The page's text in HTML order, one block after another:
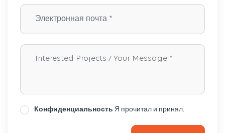
Конфиденциальность Я прочитал и принял.